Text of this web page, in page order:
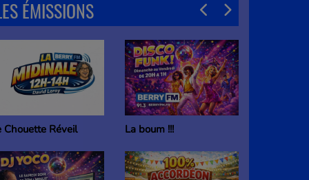
ÉMISSIONS
boum !!! La Radio Services